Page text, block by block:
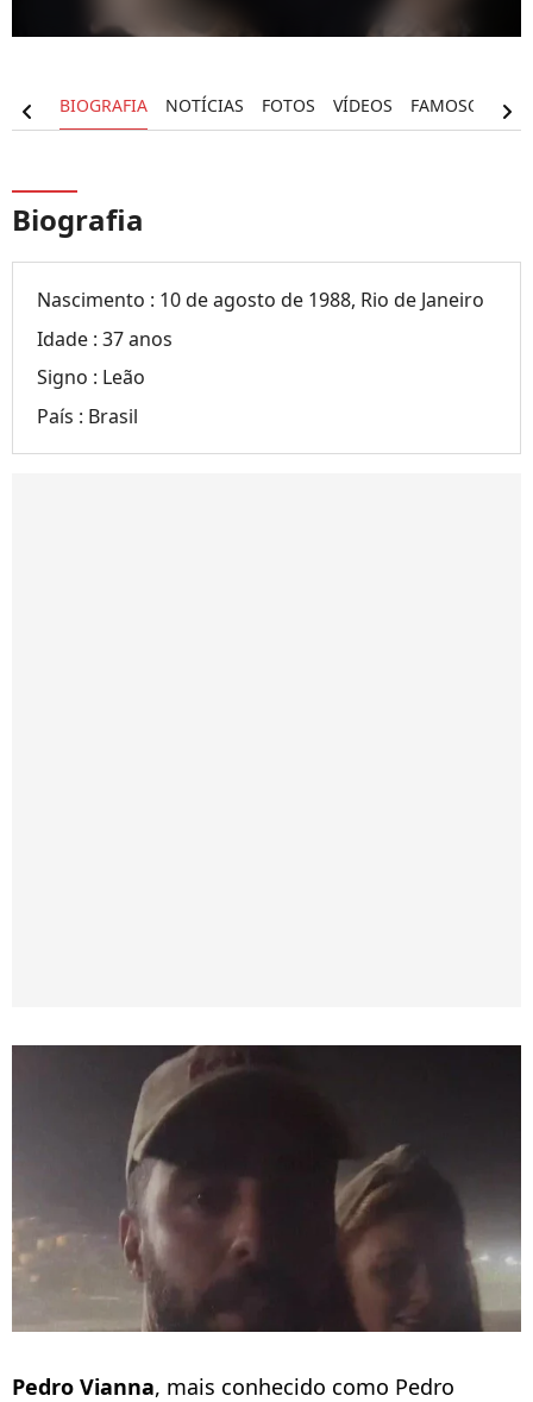
BIOGRAFIA NOTÍCIAS FOTOS VÍDEOS FAMOSOS
chevron_left chevron_right
Biografia
Nascimento : 10 de agosto de 1988, Rio de Janeiro
Idade :37 anos
Signo : Leão
País : Brasil
Pedro Vianna, mais conhecido como Pedro